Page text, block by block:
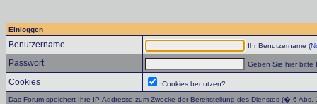
Einloggen
Benutzername Ihr Benutzername (
Passwort Geben Sie hier bitte
Cookies
Cookies benutzen?
Das Forum speichert Ihre IP-Addresse zum Zwecke der Bereitstellung des Dienstes (� 6